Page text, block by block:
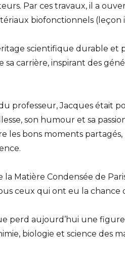
Par ces travaux, il a
biofonctionnels (leçon
scientifique durable
carrière, inspirant des
professeur, Jacques était
son humour et sa
les bons moments partagés,
la Matière Condensée de
ceux qui ont eu la chance
perd aujourd’hui une
biologie et science des